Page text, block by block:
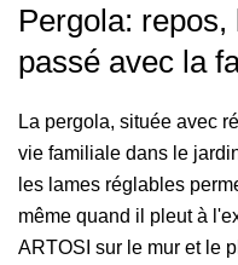
Pergola:
passé avec la
La pergola, située avec
vie familiale dans le
les lames réglables
même quand il pleut à
ARTOSI sur le mur et le